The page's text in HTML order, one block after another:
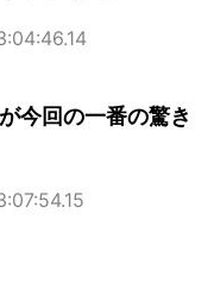
今回の一番の驚き